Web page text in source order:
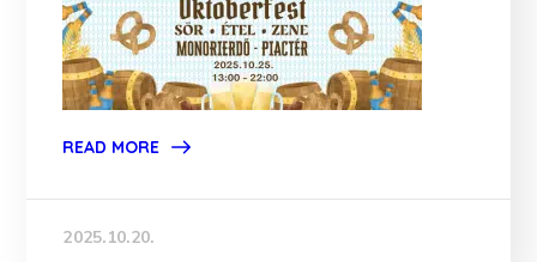
READ MORE
2025.10.20.